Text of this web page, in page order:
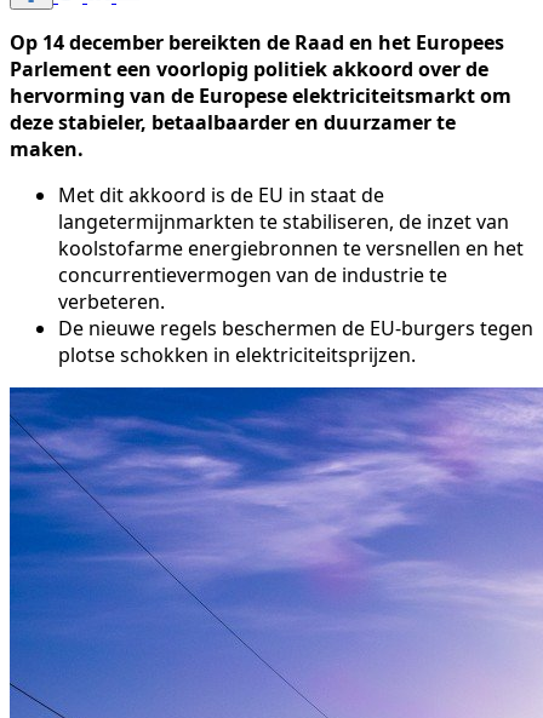
Op 14 december bereikten de Raad en het Europees
Parlement een voorlopig politiek akkoord over de
hervorming van de Europese elektriciteitsmarkt om
deze stabieler, betaalbaarder en duurzamer te
maken.
Met dit akkoord is de EU in staat de
langetermijnmarkten te stabiliseren, de inzet van
koolstofarme energiebronnen te versnellen en het
concurrentievermogen van de industrie te
verbeteren.
De nieuwe regels beschermen de EU-burgers tegen
plotse schokken in elektriciteitsprijzen.